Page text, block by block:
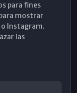
para fines
mostrar
Instagram.
las